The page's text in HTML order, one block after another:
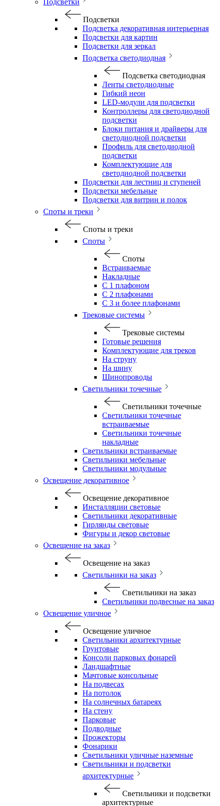
Подсветки
Подсветки
Подсветка декоративная интерьерная
Подсветки для картин
Подсветки для зеркал
Подсветка светодиодная
Подсветка светодиодная
Ленты светодиодные
Гибкий неон
LED-модули для подсветки
Контроллеры для светодиодной
подсветки
Блоки питания и драйверы для
светодиодной подсветки
Профиль для светодиодной
подсветки
Комплектующие для
светодиодной подсветки
Подсветки для лестниц и ступеней
Подсветки мебельные
Подсветки для витрин и полок
Споты и треки
Споты и треки
Споты
Споты
Встраиваемые
Накладные
С 1 плафоном
С 2 плафонами
С 3 и более плафонами
Трековые системы
Трековые системы
Готовые решения
Комплектующие для треков
На струну
На шину
Шинопроводы
Светильники точечные
Светильники точечные
Светильники точечные
встраиваемые
Светильники точечные
накладные
Светильники встраиваемые
Светильники мебельные
Светильники модульные
Освещение декоративное
Освещение декоративное
Инсталляции световые
Светильники декоративные
Гирлянды световые
Фигуры и декор световые
Освещение на заказ
Освещение на заказ
Светильники на заказ
Светильники на заказ
Светильники подвесные на заказ
Освещение уличное
Освещение уличное
Светильники архитектурные
Грунтовые
Консоли парковых фонарей
Ландшафтные
Мачтовые консольные
На подвесах
На потолок
На солнечных батареях
На стену
Парковые
Подводные
Прожекторы
Фонарики
Светильники уличные наземные
Светильники и подсветки
архитектурные
Светильники и подсветки
архитектурные